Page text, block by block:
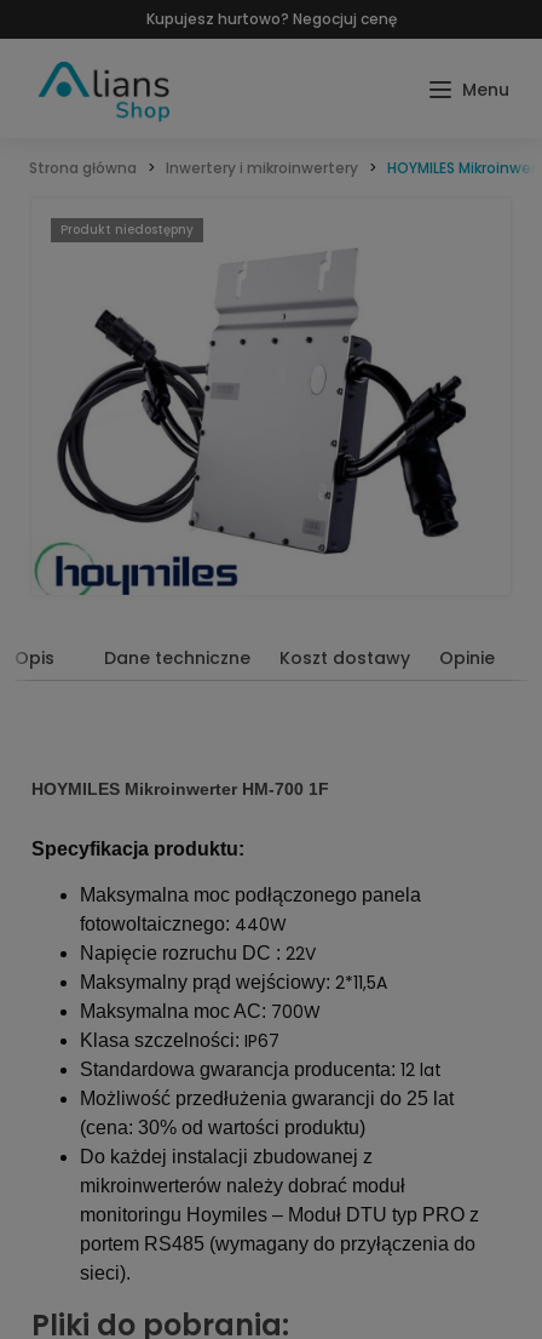
Kupujesz hurtowo? Negocjuj cenę
Strona główna Inwertery i mikroinwertery HOYMILES
Produkt niedostępny
Opis Dane techniczne Koszt dostawy Opinie
HOYMILES Mikroinwerter HM-700 1F
Specyfikacja produktu:
Maksymalna moc podłączonego panela
fotowoltaicznego: 440W
Napięcie rozruchu DC : 22V
Maksymalny prąd wejściowy: 2*11,5A
Maksymalna moc AC: 700W
Klasa szczelności: IP67
Standardowa gwarancja producenta: 12 lat
Możliwość przedłużenia gwarancji do 25 lat
(cena: 30% od wartości produktu)
Do każdej instalacji zbudowanej z
mikroinwerterów należy dobrać moduł
monitoringu Hoymiles – Moduł DTU typ PRO z
portem RS485 (wymagany do przyłączenia do
sieci).
Pliki do pobrania: